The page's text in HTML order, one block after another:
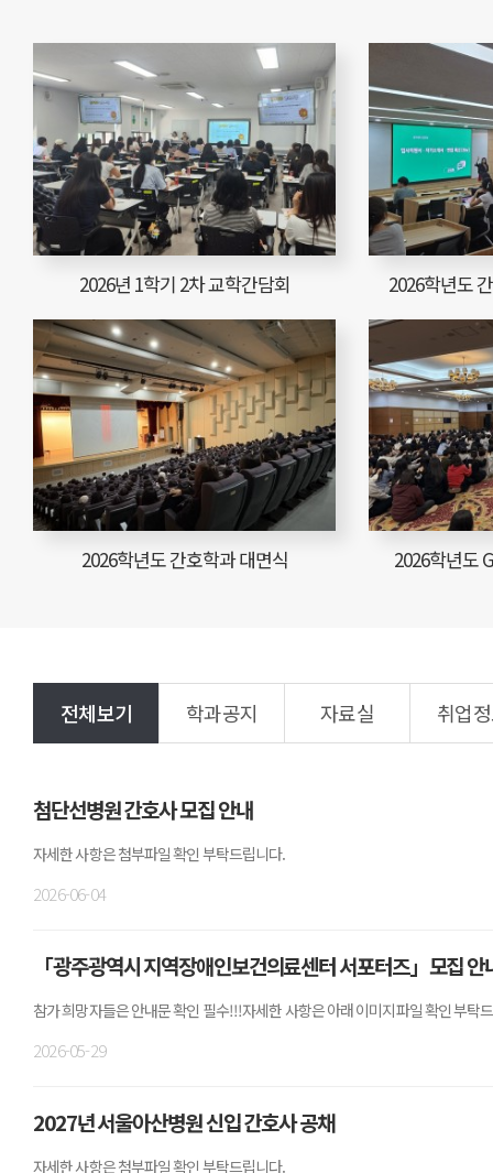
2026년 1학기 2차 교학간담회 2026학년도
2026학년도 간호학과 대면식 2026학년도
전체보기 학과공지 자료실 취업
첨단선병원 간호사 모집 안내
자세한 사항은 첨부파일 확인 부탁드립니다.
2026-06-04
「광주광역시 지역장애인보건의료센터 서포터즈」모집 안
참가 희망자들은 안내문 확인 필수!!!자세한 사항은 아래 이미지파일 확인 부탁
2026-05-29
2027년 서울아산병원 신입 간호사 공채
자세한 사항은 첨부파일 확인 부탁드립니다.